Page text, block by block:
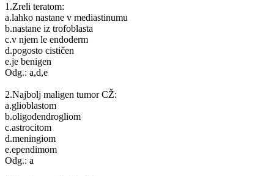
1.Zreli teratom:
a.lahko nastane v mediastinumu
b.nastane iz trofoblasta
c.v njem le endoderm
d.pogosto cističen
e.je benigen
Odg.: a,d,e
2.Najbolj maligen tumor CŽ:
a.glioblastom
b.oligodendrogliom
c.astrocitom
d.meningiom
e.ependimom
Odg.: a